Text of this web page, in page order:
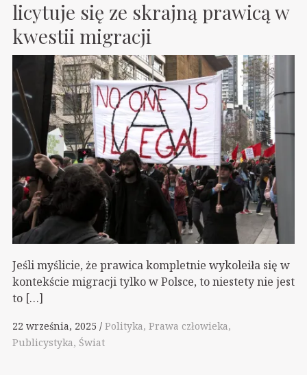
licytuje się ze skrajną prawicą w
kwestii migracji
Jeśli myślicie, że prawica kompletnie wykoleiła się w
kontekście migracji tylko w Polsce, to niestety nie jest
to […]
22 września, 2025 Polityka Prawa człowieka
Publicystyka Świat